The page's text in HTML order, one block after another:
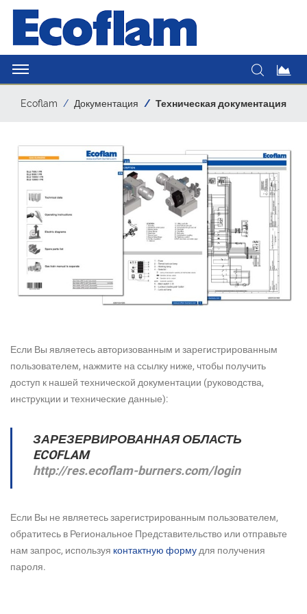
Ecoflam Документация Техническая документация
Если Вы являетесь авторизованным и зарегистрированным
пользователем, нажмите на ссылку ниже, чтобы получить
доступ к нашей технической документации (руководства,
инструкции и технические данные):
ЗАРЕЗЕРВИРОВАННАЯ ОБЛАСТЬ
ECOFLAM
http://res.ecoflam-burners.com/login
Если Вы не являетесь зарегистрированным пользователем,
обратитесь в Региональное Представительство или отправьте
нам запрос, используя контактную форму для получения
пароля.